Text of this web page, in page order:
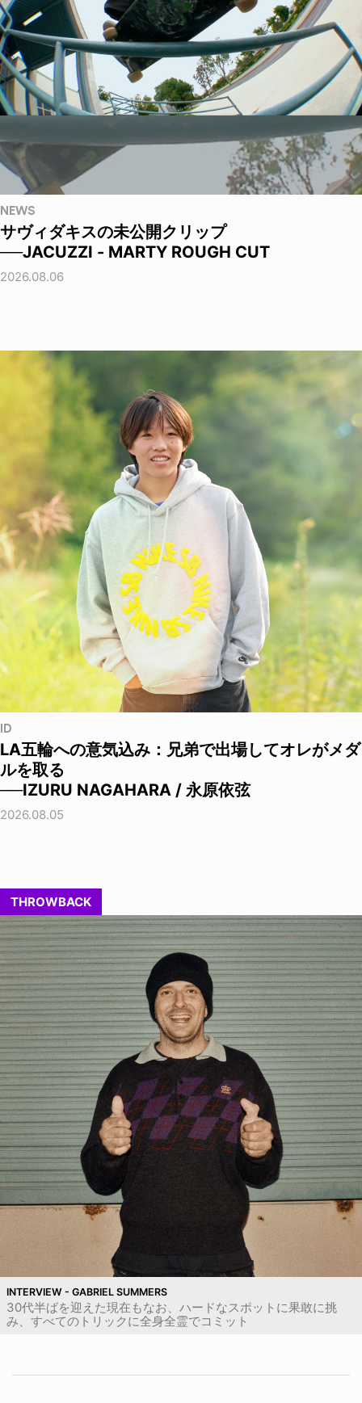
NEWS
サヴィダキスの未公開クリップ
──JACUZZI - MARTY ROUGH CUT
2026.08.06
ID
LA五輪への意気込み：兄弟で出場してオレがメダ
ルを取る
──IZURU NAGAHARA / 永原依弦
2026.08.05
THROWBACK
INTERVIEW - GABRIEL SUMMERS
30代半ばを迎えた現在もなお、ハードなスポットに果敢に挑
み、すべてのトリックに全身全霊でコミット